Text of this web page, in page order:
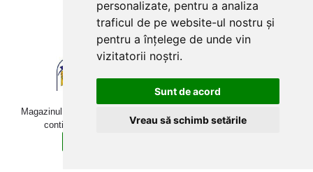
personalizate, pentru a analiza
traficul de pe website-ul nostru și
pentru a înțelege de unde vin
vizitatorii noștri.
Sunt de acord
Vreau să schimb setările
Magazinul online betoniera-roaba.ro folosește cookies. Navigând în
continuare, îți exprimi acordul pentru folosirea acestora.